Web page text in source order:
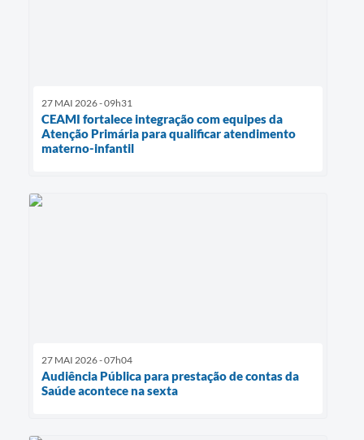
27 MAI 2026 - 09h31
CEAMI fortalece integração com equipes da
Atenção Primária para qualificar atendimento
materno-infantil
27 MAI 2026 - 07h04
Audiência Pública para prestação de contas da
Saúde acontece na sexta